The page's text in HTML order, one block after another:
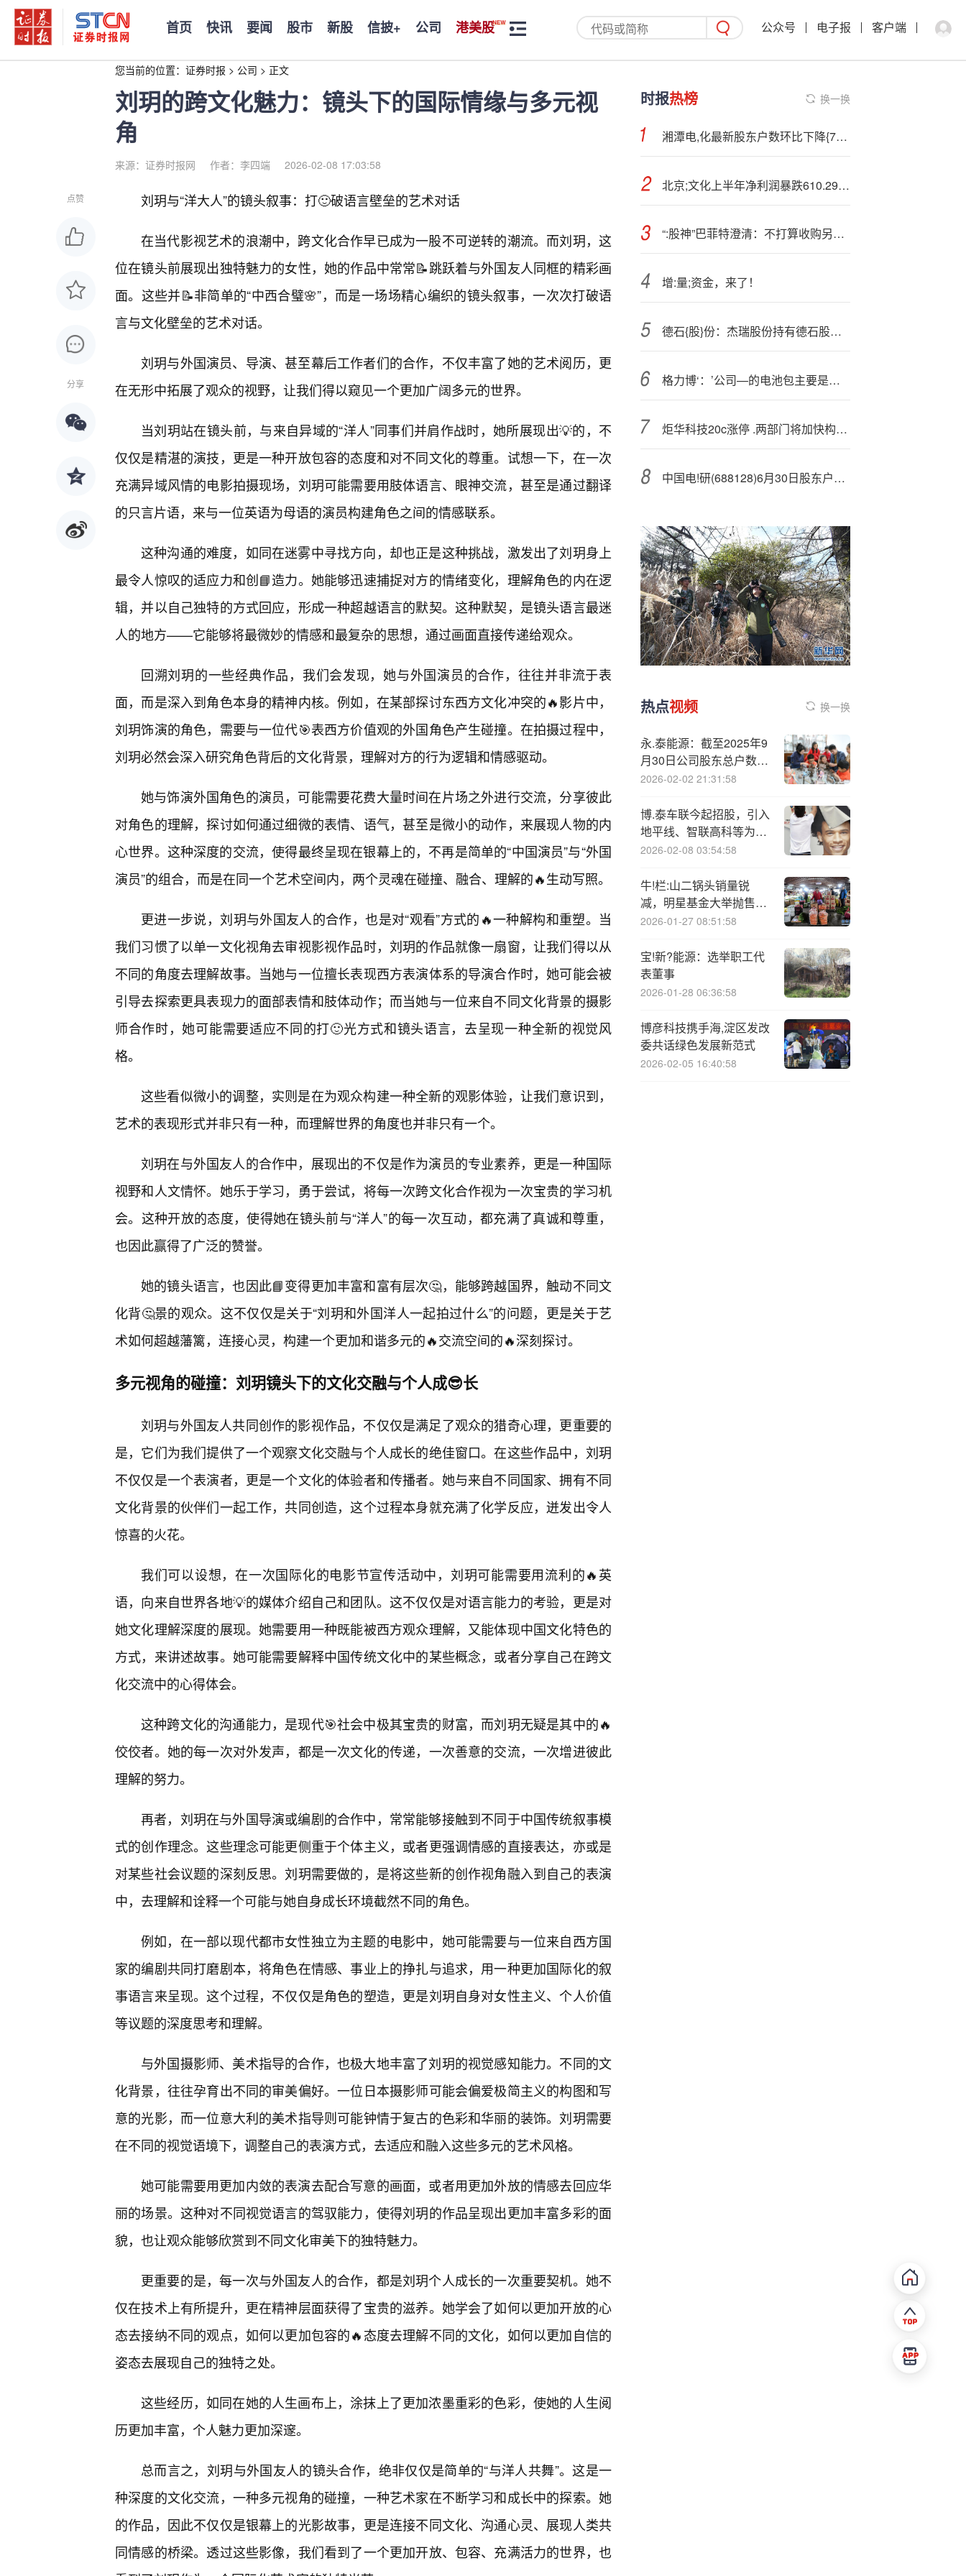
首页 快讯 要闻 股市 新股 信披+ 公司 港美股 公众号 电子报 客户端
您当前的位置： 证券时报 > 公司 > 正文
刘玥的跨文化魅力：镜头下的国际情缘与多元视
角
来源：证券时报网 作者：李四端 2026-02-08 17:03:58
点赞
分享
刘玥与“洋大人”的镜头叙事：打🙂破语言壁垒的艺术对话
在当代影视艺术的浪潮中，跨文化合作早已成为一股不可逆转的潮流。而刘玥，这
位在镜头前展现出独特魅力的女性，她的作品中常常📝跳跃着与外国友人同框的精彩画
面。这些并📝非简单的“中西合璧🌸”，而是一场场精心编织的镜头叙事，一次次打破语
言与文化壁垒的艺术对话。
刘玥与外国演员、导演、甚至幕后工作者们的合作，不仅丰富了她的艺术阅历，更
在无形中拓展了观众的视野，让我们得以窥见一个更加广阔多元的世界。
当刘玥站在镜头前，与来自异域的“洋人”同事们并肩作战时，她所展现出💡的，不
仅仅是精湛的演技，更是一种开放包容的态度和对不同文化的尊重。试想一下，在一次
充满异域风情的电影拍摄现场，刘玥可能需要用肢体语言、眼神交流，甚至是通过翻译
的只言片语，来与一位英语为母语的演员构建角色之间的情感联系。
这种沟通的难度，如同在迷雾中寻找方向，却也正是这种挑战，激发出了刘玥身上
最令人惊叹的适应力和创📘造力。她能够迅速捕捉对方的情绪变化，理解角色的内在逻
辑，并以自己独特的方式回应，形成一种超越语言的默契。这种默契，是镜头语言最迷
人的地方——它能够将最微妙的情感和最复杂的思想，通过画面直接传递给观众。
回溯刘玥的一些经典作品，我们会发现，她与外国演员的合作，往往并非流于表
面，而是深入到角色本身的精神内核。例如，在某部探讨东西方文化冲突的🔥影片中，
刘玥饰演的角色，需要与一位代🎯表西方价值观的外国角色产生碰撞。在拍摄过程中，
刘玥必然会深入研究角色背后的文化背景，理解对方的行为逻辑和情感驱动。
她与饰演外国角色的演员，可能需要花费大量时间在片场之外进行交流，分享彼此
对角色的理解，探讨如何通过细微的表情、语气，甚至是微小的动作，来展现人物的内
心世界。这种深度的交流，使得最终呈现在银幕上的，不再是简单的“中国演员”与“外国
演员”的组合，而是在同一个艺术空间内，两个灵魂在碰撞、融合、理解的🔥生动写照。
更进一步说，刘玥与外国友人的合作，也是对“观看”方式的🔥一种解构和重塑。当
我们习惯了以单一文化视角去审视影视作品时，刘玥的作品就像一扇窗，让我们得以从
不同的角度去理解故事。当她与一位擅长表现西方表演体系的导演合作时，她可能会被
引导去探索更具表现力的面部表情和肢体动作；而当她与一位来自不同文化背景的摄影
师合作时，她可能需要适应不同的打🙂光方式和镜头语言，去呈现一种全新的视觉风
格。
这些看似微小的调整，实则是在为观众构建一种全新的观影体验，让我们意识到，
艺术的表现形式并非只有一种，而理解世界的角度也并非只有一个。
刘玥在与外国友人的合作中，展现出的不仅是作为演员的专业素养，更是一种国际
视野和人文情怀。她乐于学习，勇于尝试，将每一次跨文化合作视为一次宝贵的学习机
会。这种开放的态度，使得她在镜头前与“洋人”的每一次互动，都充满了真诚和尊重，
也因此赢得了广泛的赞誉。
她的镜头语言，也因此📘变得更加丰富和富有层次🤔，能够跨越国界，触动不同文
化背🤔景的观众。这不仅仅是关于“刘玥和外国洋人一起拍过什么”的问题，更是关于艺
术如何超越藩篱，连接心灵，构建一个更加和谐多元的🔥交流空间的🔥深刻探讨。
多元视角的碰撞：刘玥镜头下的文化交融与个人成😎长
刘玥与外国友人共同创作的影视作品，不仅仅是满足了观众的猎奇心理，更重要的
是，它们为我们提供了一个观察文化交融与个人成长的绝佳窗口。在这些作品中，刘玥
不仅仅是一个表演者，更是一个文化的体验者和传播者。她与来自不同国家、拥有不同
文化背景的伙伴们一起工作，共同创造，这个过程本身就充满了化学反应，迸发出令人
惊喜的火花。
我们可以设想，在一次国际化的电影节宣传活动中，刘玥可能需要用流利的🔥英
语，向来自世界各地💡的媒体介绍自己和团队。这不仅仅是对语言能力的考验，更是对
她文化理解深度的展现。她需要用一种既能被西方观众理解，又能体现中国文化特色的
方式，来讲述故事。她可能需要解释中国传统文化中的某些概念，或者分享自己在跨文
化交流中的心得体会。
这种跨文化的沟通能力，是现代🎯社会中极其宝贵的财富，而刘玥无疑是其中的🔥
佼佼者。她的每一次对外发声，都是一次文化的传递，一次善意的交流，一次增进彼此
理解的努力。
再者，刘玥在与外国导演或编剧的合作中，常常能够接触到不同于中国传统叙事模
式的创作理念。这些理念可能更侧重于个体主义，或者更强调情感的直接表达，亦或是
对某些社会议题的深刻反思。刘玥需要做的，是将这些新的创作视角融入到自己的表演
中，去理解和诠释一个可能与她自身成长环境截然不同的角色。
例如，在一部以现代都市女性独立为主题的电影中，她可能需要与一位来自西方国
家的编剧共同打磨剧本，将角色在情感、事业上的挣扎与追求，用一种更加国际化的叙
事语言来呈现。这个过程，不仅仅是角色的塑造，更是刘玥自身对女性主义、个人价值
等议题的深度思考和理解。
与外国摄影师、美术指导的合作，也极大地丰富了刘玥的视觉感知能力。不同的文
化背景，往往孕育出不同的审美偏好。一位日本摄影师可能会偏爱极简主义的构图和写
意的光影，而一位意大利的美术指导则可能钟情于复古的色彩和华丽的装饰。刘玥需要
在不同的视觉语境下，调整自己的表演方式，去适应和融入这些多元的艺术风格。
她可能需要用更加内敛的表演去配合写意的画面，或者用更加外放的情感去回应华
丽的场景。这种对不同视觉语言的驾驭能力，使得刘玥的作品呈现出更加丰富多彩的面
貌，也让观众能够欣赏到不同文化审美下的独特魅力。
更重要的是，每一次与外国友人的合作，都是刘玥个人成长的一次重要契机。她不
仅在技术上有所提升，更在精神层面获得了宝贵的滋养。她学会了如何以更加开放的心
态去接纳不同的观点，如何以更加包容的🔥态度去理解不同的文化，如何以更加自信的
姿态去展现自己的独特之处。
这些经历，如同在她的人生画布上，涂抹上了更加浓墨重彩的色彩，使她的人生阅
历更加丰富，个人魅力更加深邃。
总而言之，刘玥与外国友人的镜头合作，绝非仅仅是简单的“与洋人共舞”。这是一
种深度的文化交流，一种多元视角的碰撞，一种艺术家在不断学习和成长中的探索。她
的作品，因此不仅仅是银幕上的光影故事，更是连接不同文化、沟通心灵、展现人类共
同情感的桥梁。透过这些影像，我们看到了一个更加开放、包容、充满活力的世界，也
时报热榜 换一换
湘潭电,化最新股东户数环比下降{7}.69% 筹码趋向集中
北京;文化上半年净利润暴跌610.29%亏损超过营收 《东极岛》票房惨淡、口碑崩盘 是否会重蹈《封神2》覆辙？
“:股神”巴菲特澄清：不打算收购另一家铁路公司
增:量;资金，来了！
德石{股}份：杰瑞股份持有德石股份44.15%的股份
格力博‘：’公司—的电池包主要是锂电池
炬华科技20c涨停 .两部门将加快构建主配微协同新型电网平台
中国电!研(688128)6月30日股东户数1.02万户，较上期减少8.39%
热点视频 换一换
永.泰能源：截至2025年9
月30日公司股东总户数为
58.87万户
2026-02-02 21:31:58
博.泰车联今起招股，引入
地平线、智联高科等为基
石，预计9月30日挂牌上
2026-02-08 03:54:58
牛!栏:山二锅头销量锐
减，明星基金大举抛售顺
鑫农业
2026-01-27 08:51:58
宝!新?能源：选举职工代
表董事
2026-01-28 06:36:58
博彦科技携手海,淀区发改
委共话绿色发展新范式
2026-02-05 16:40:58